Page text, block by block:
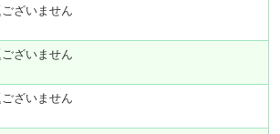
ざいません
ざいません
ざいません